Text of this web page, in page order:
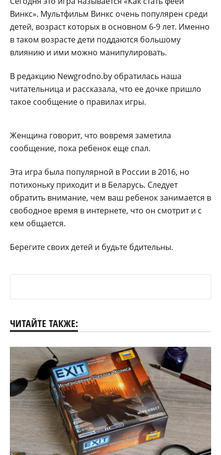
Винкс». Мультфильм Винкс очень популярен среди
детей, возраст которых в основном 6-9 лет. Именно
в таком возрасте дети поддаются большому
влиянию и ими можно манипулировать.
В редакцию Newgrodno.by обратилась наша
читательница и рассказала, что ее дочке пришло
такое сообщение о правилах игры.
Женщина говорит, что вовремя заметила
сообщение, пока ребенок еще спал.
Эта игра была популярной в России в 2016, но
потихоньку приходит и в Беларусь. Следует
обратить внимание, чем ваш ребенок занимается в
свободное время в интернете, что он смотрит и с
кем общается.
Берегите своих детей и будьте бдительны.
ЧИТАЙТЕ ТАКЖЕ: